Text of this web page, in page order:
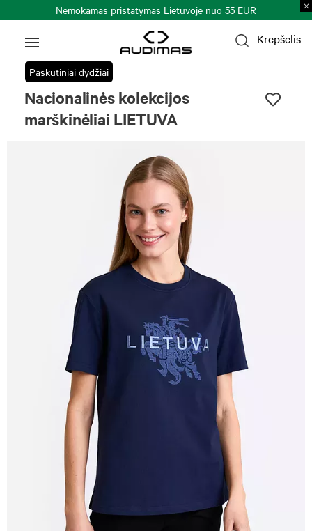
Nemokamas pristatymas Lietuvoje nuo 55 EUR
Krepšelis
Paskutiniai dydžiai
Nacionalinės kolekcijos
marškinėliai LIETUVA